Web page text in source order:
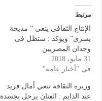
مرتبط
الإنتاج الثقافى ينعى ” مديحة
يسرى” ويؤكد : ستظل فى
وجدان المصريين
31 مايو، 2018
في "أخبار عامة"
وزيرة الثقافة تنعي أمال فريد
عبد الدايم : الفنان يرحل بجسدة